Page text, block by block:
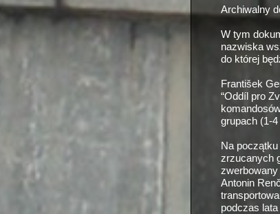
Archiwalny
W tym
nazwiska
do której
František
“Oddíl pro
grupach (1-4
Na
zrzucanych
Antonin
podczas